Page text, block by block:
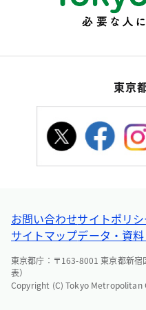
東京
お問い合わせサイトポリ
サイトマップデータ・資
東京都庁：〒163-8001 東京都新
表）
Copyright (C) Tokyo Metropolitan